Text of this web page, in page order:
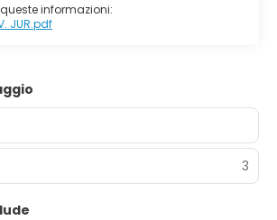
informazioni:
JUR.pdf
3